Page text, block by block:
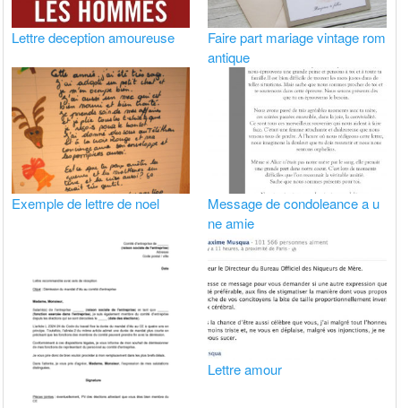
Lettre deception amoureuse
Faire part mariage vintage rom
antique
Exemple de lettre de noel
Message de condoleance a u
ne amie
Lettre amour